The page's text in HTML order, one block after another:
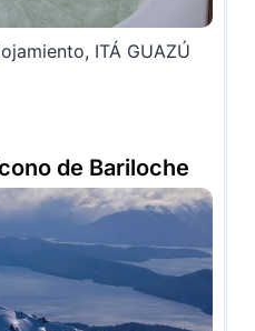
ITÁ GUAZÚ
de Bariloche